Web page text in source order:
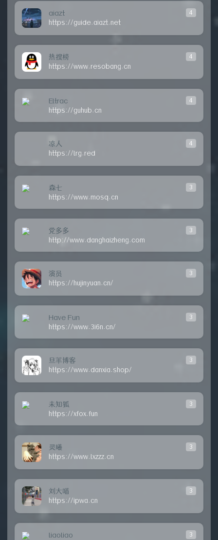
4
aiazt
https://guide.aiazt.net
4
热搜榜
https://www.resobang.cn
4
Eltrac
https://guhub.cn
4
凉人
https://lrg.red
3
森七
https://www.mosq.cn
3
党多多
http://www.danghaizheng.com
3
演员
https://hujinyuan.cn/
3
Have Fun
https://www.3i6n.cn/
3
旦䒠博客
https://www.danxia.shop/
3
未知狐
https://xfox.fun
3
灵曦
https://www.lxzzz.cn
3
刘大喵
https://ipwa.cn
3
liaoliao